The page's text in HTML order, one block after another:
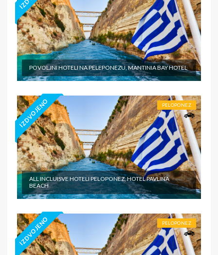
POVOLJNI HOTELI NA PELEPONEZU, MANTINIA BAY HOTEL
IZDVOJENO PELOPONEZ
ALL INCLUISVE HOTELI PELOPONEZ, HOTEL PAVLINA
BEACH
IZDVOJENO PELOPONEZ